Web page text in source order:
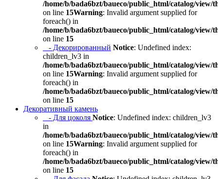
/home/b/bada6bzt/baueco/public_html/catalog/view/
on line 15Warning: Invalid argument supplied for
foreach() in
/home/b/bada6bzt/baueco/public_html/catalog/view/
on line 15
- Декорированный Notice: Undefined index:
children_lv3 in
/home/b/bada6bzt/baueco/public_html/catalog/view/
on line 15Warning: Invalid argument supplied for
foreach() in
/home/b/bada6bzt/baueco/public_html/catalog/view/
on line 15
Декоративный камень
- Для цоколя Notice: Undefined index: children_lv3
in
/home/b/bada6bzt/baueco/public_html/catalog/view/
on line 15Warning: Invalid argument supplied for
foreach() in
/home/b/bada6bzt/baueco/public_html/catalog/view/
on line 15